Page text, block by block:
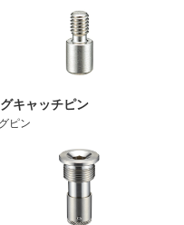
キャッチピン
ピン